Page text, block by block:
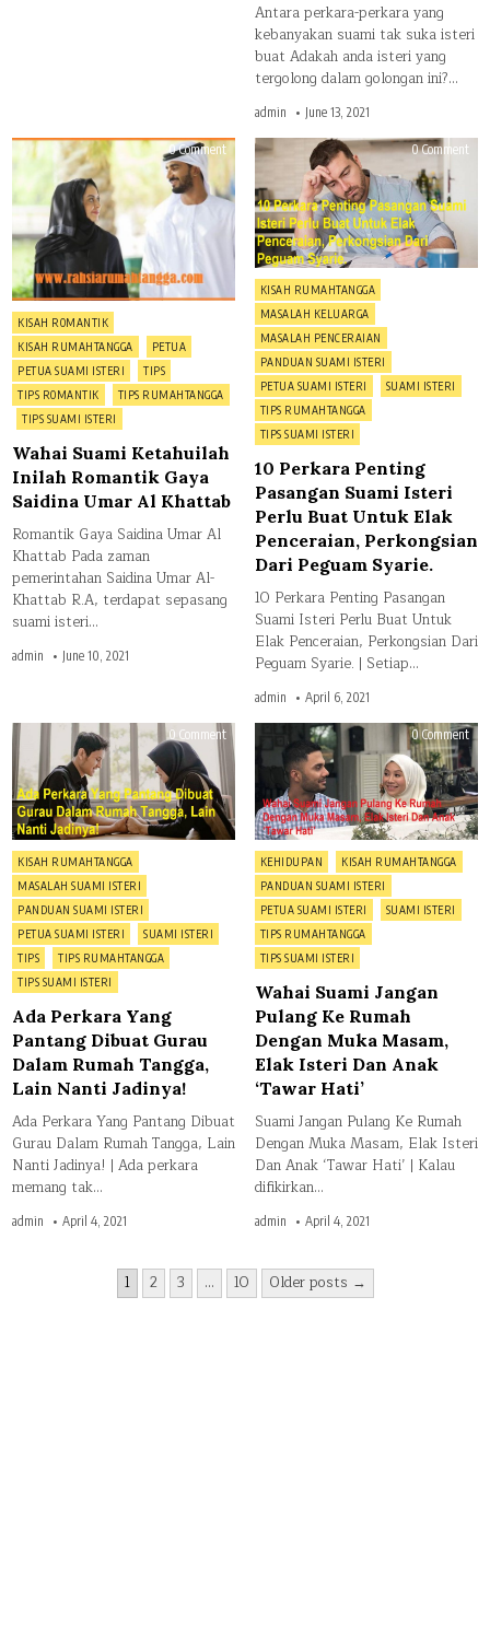
Antara perkara-perkara yang
kebanyakan suami tak suka isteri
buat Adakah anda isteri yang
tergolong dalam golongan ini?…
admin June 13, 2021
0 Commenton
Wahai
Suami
Ketahuilah
Inilah
Romantik
Gaya
Saidina
Umar
Khattab
Posted
in
KISAH ROMANTIK
KISAH RUMAHTANGGA
PETUA
PETUA SUAMI ISTERI
TIPS
TIPS ROMANTIK
TIPS RUMAHTANGGA
TIPS SUAMI ISTERI
Wahai Suami Ketahuilah
Inilah Romantik Gaya
Saidina Umar Al Khattab
Romantik Gaya Saidina Umar Al
Khattab Pada zaman
pemerintahan Saidina Umar Al-
Khattab R.A, terdapat sepasang
suami isteri…
admin June 10, 2021
0 Commenton
Posted
in
KISAH RUMAHTANGGA
MASALAH KELUARGA
MASALAH PENCERAIAN
PANDUAN SUAMI ISTERI
PETUA SUAMI ISTERI
SUAMI ISTERI
TIPS RUMAHTANGGA
TIPS SUAMI ISTERI
10 Perkara Penting
Pasangan Suami Isteri
Perlu Buat Untuk Elak
Penceraian, Perkongsian
Dari Peguam Syarie.
10 Perkara Penting Pasangan
Suami Isteri Perlu Buat Untuk
Elak Penceraian, Perkongsian Dari
Peguam Syarie. | Setiap…
admin April 6, 2021
0 Commenton
Ada
Perkara
Dibuat
Gurau
Dalam
Rumah
Tangga,
Jadinya!
Posted
in
KISAH RUMAHTANGGA
MASALAH SUAMI ISTERI
PANDUAN SUAMI ISTERI
PETUA SUAMI ISTERI
SUAMI ISTERI
TIPS
TIPS RUMAHTANGGA
TIPS SUAMI ISTERI
Ada Perkara Yang
Pantang Dibuat Gurau
Dalam Rumah Tangga,
Lain Nanti Jadinya!
Ada Perkara Yang Pantang Dibuat
Gurau Dalam Rumah Tangga, Lain
Nanti Jadinya! | Ada perkara
memang tak…
admin April 4, 2021
0 Commenton
Ke
Posted
in
KEHIDUPAN
KISAH RUMAHTANGGA
PANDUAN SUAMI ISTERI
PETUA SUAMI ISTERI
SUAMI ISTERI
TIPS RUMAHTANGGA
TIPS SUAMI ISTERI
Wahai Suami Jangan
Pulang Ke Rumah
Dengan Muka Masam,
Elak Isteri Dan Anak
‘Tawar Hati’
Suami Jangan Pulang Ke Rumah
Dengan Muka Masam, Elak Isteri
Dan Anak ‘Tawar Hati’ | Kalau
difikirkan…
admin April 4, 2021
1 2 3 … 10 Older posts →